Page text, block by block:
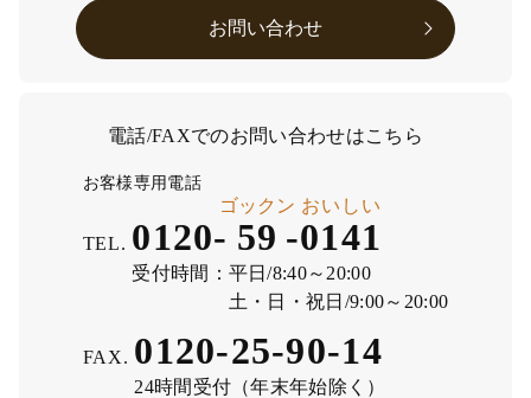
お問い合わせ
電話/FAXでのお問い合わせはこちら
お客様専用電話
TEL. 0120- 59
ゴックン
-0141
おいしい
受付時間： 平日/8:40～20:00
土・日・祝日/9:00～20:00
FAX. 0120-25-90-14
24時間受付（年末年始除く）